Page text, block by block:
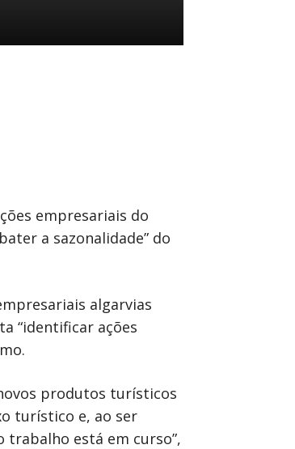
empresariais do
a sazonalidade” do
algarvias
“identificar ações
produtos turísticos
turístico e, ao ser
trabalho está em curso”,